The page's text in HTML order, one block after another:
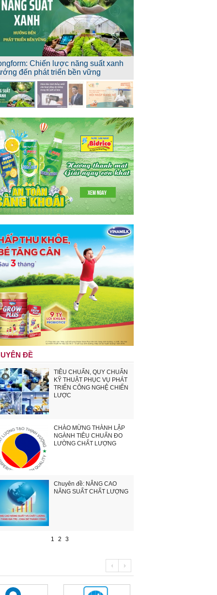
Chiến lược năng suất xanh
đến phát triển bền vững
ĐỀ
TIÊU CHUẨN, QUY CHUẨN
KỸ THUẬT PHỤC VỤ PHÁT
TRIỂN CÔNG NGHỆ CHIẾN
LƯỢC
CHÀO MỪNG THÀNH LẬP
NGÀNH TIÊU CHUẨN ĐO
LƯỜNG CHẤT LƯỢNG
Chuyên đề: NÂNG CAO
NĂNG SUẤT CHẤT LƯỢNG
1 2 3